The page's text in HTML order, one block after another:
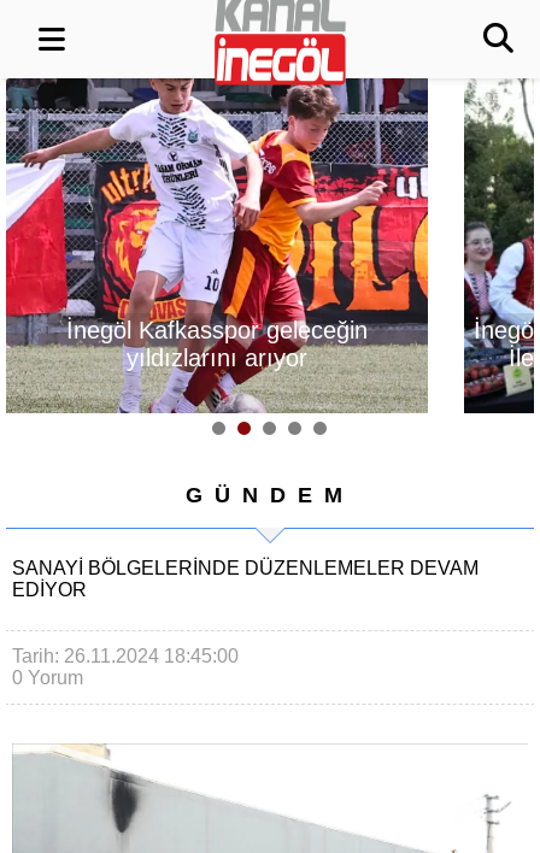
İnegöl, Gastronomi Festivali
İle Lezzetlerini Vitrine
Çıkarıyor
Alanyurt
Yapım
GÜNDEM
SANAYI BÖLGELERINDE DÜZENLEMELER DEVAM
EDIYOR
Tarih: 26.11.2024 18:45:00
0 Yorum